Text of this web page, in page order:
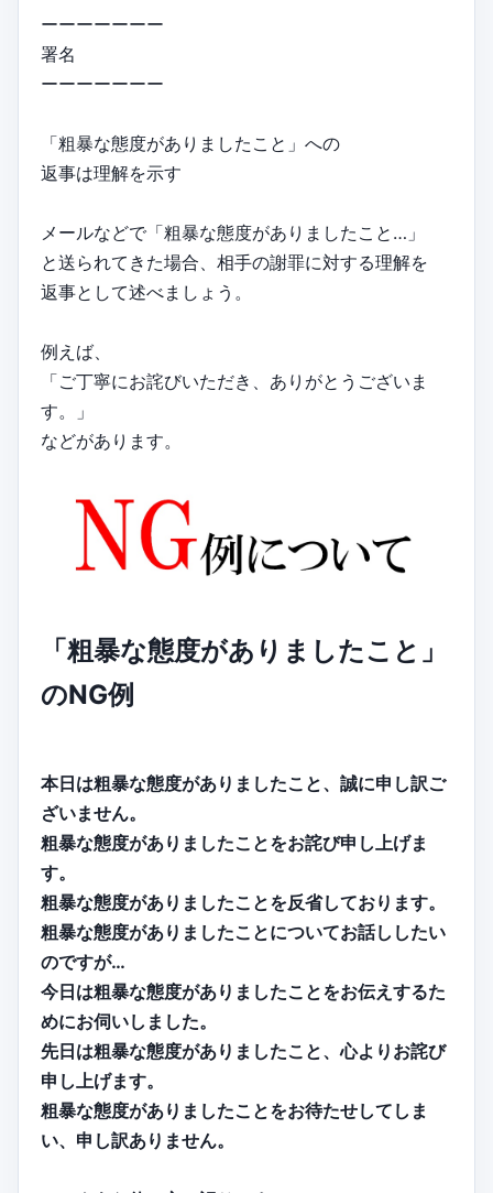
ーーーーーーー
署名
ーーーーーーー
「粗暴な態度がありましたこと」への
返事は理解を示す
メールなどで「粗暴な態度がありましたこと…」
と送られてきた場合、相手の謝罪に対する理解を
返事として述べましょう。
例えば、
「ご丁寧にお詫びいただき、ありがとうございま
す。」
などがあります。
「粗暴な態度がありましたこと」
のNG例
本日は粗暴な態度がありましたこと、誠に申し訳ご
ざいません。
粗暴な態度がありましたことをお詫び申し上げま
す。
粗暴な態度がありましたことを反省しております。
粗暴な態度がありましたことについてお話ししたい
のですが…
今日は粗暴な態度がありましたことをお伝えするた
めにお伺いしました。
先日は粗暴な態度がありましたこと、心よりお詫び
申し上げます。
粗暴な態度がありましたことをお待たせしてしま
い、申し訳ありません。